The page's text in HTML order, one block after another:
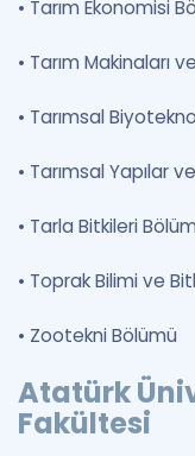
• Tarım Ekonomisi
• Tarım Makinaları
• Tarımsal
• Tarımsal Yapılar
• Tarla Bitkileri
• Toprak Bilimi ve
• Zootekni Bölümü
Atatürk
Fakültesi